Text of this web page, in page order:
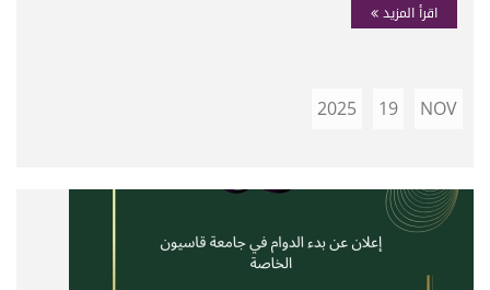
اقرأ المزيد
NOV
19
2025